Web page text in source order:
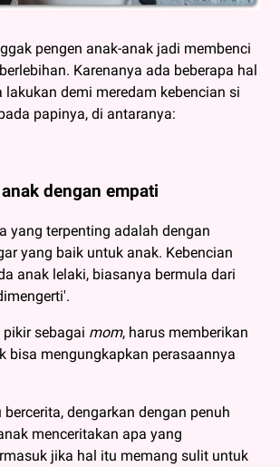
pengen anak-anak jadi membenci
Karenanya ada beberapa hal
lakukan demi meredam kebencian si
papinya, di antaranya:
dengan empati
yang terpenting adalah dengan
yang baik untuk anak. Kebencian
anak lelaki, biasanya bermula dari
pikir sebagai mom, harus memberikan
bisa mengungkapkan perasaannya
dengarkan dengan penuh
menceritakan apa yang
jika hal itu memang sulit untuk